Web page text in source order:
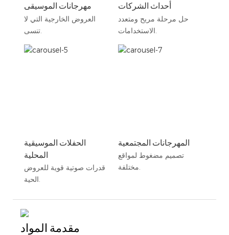
مهرجانات الموسيقى
العروض الخارجية التي لا
تنسى.
أحداث الشركات
حل مرحلة مريح ومتعدد
الاستخدامات.
الحفلات الموسيقية
المحلية
قدرات صوتية قوية للعروض
الحية.
المهرجانات المجتمعية
تصميم مضغوط لمواقع
مختلفة.
مقدمة المواد